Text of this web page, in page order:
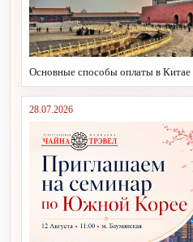
Основные способы оплаты в Китае
28.07.2026